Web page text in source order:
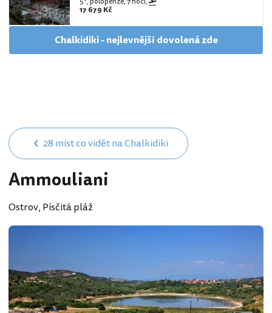
17 679 Kč
Chalkidiki - nejlevnější dovolená zde
28 míst co vidět na Chalkidiki
Ammouliani
Ostrov, Písčitá pláž